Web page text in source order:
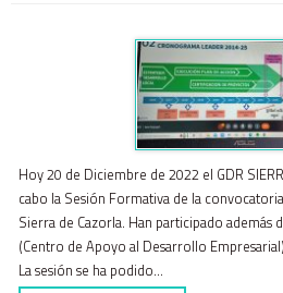
Hoy 20 de Diciembre de 2022 el GDR
cabo la Sesión Formativa de la
Sierra de Cazorla. Han participado además
(Centro de Apoyo al Desarrollo
La sesión se ha podido…